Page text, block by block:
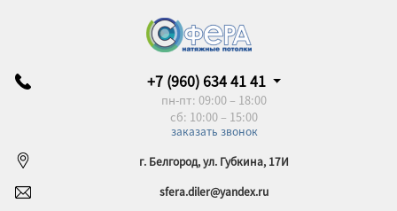
+7 (960) 634 41 41
пн-пт: 09:00 – 18:00
сб: 10:00 – 15:00
заказать звонок
г. Белгород, ул. Губкина, 17И
sfera.diler@yandex.ru